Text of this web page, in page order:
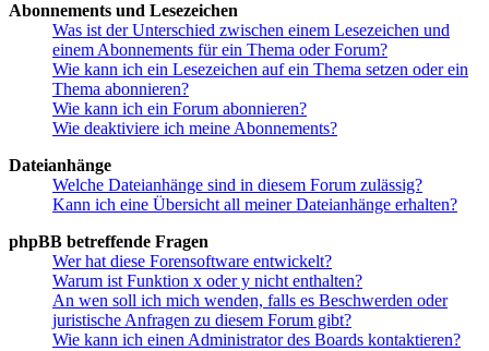
Abonnements und Lesezeichen
Was ist der Unterschied zwischen einem Lesezeichen und
einem Abonnements für ein Thema oder Forum?
Wie kann ich ein Lesezeichen auf ein Thema setzen oder ein
Thema abonnieren?
Wie kann ich ein Forum abonnieren?
Wie deaktiviere ich meine Abonnements?
Dateianhänge
Welche Dateianhänge sind in diesem Forum zulässig?
Kann ich eine Übersicht all meiner Dateianhänge erhalten?
phpBB betreffende Fragen
Wer hat diese Forensoftware entwickelt?
Warum ist Funktion x oder y nicht enthalten?
An wen soll ich mich wenden, falls es Beschwerden oder
juristische Anfragen zu diesem Forum gibt?
Wie kann ich einen Administrator des Boards kontaktieren?